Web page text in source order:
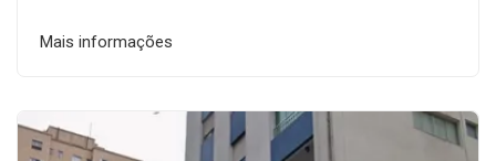
Mais informações